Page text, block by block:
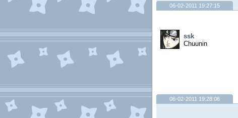
06-02-2011 19:27:15
ssk
Chuunin
06-02-2011 19:28:06